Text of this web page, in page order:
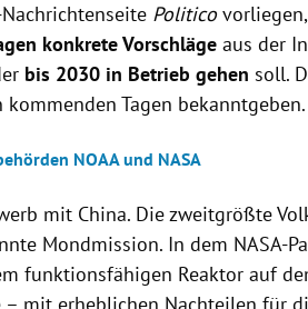
während der Mondnacht
NASA diskutiert.
Politico
konkrete Vorschläge aus der
bis 2030 in Betrieb gehensoll.
Tagen bekanntgeben.
NOAA und NASA
mit China. Die zweitgrößte
Mondmission. In dem NASA-
funktionsfähigen Reaktor auf